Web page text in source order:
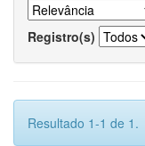
Registro(s)
Resultado 1-1 de 1.